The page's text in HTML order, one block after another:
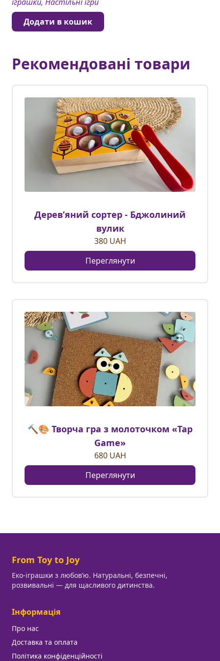
Додати в кошик
Рекомендовані товари
Деревʼяний сортер - Бджолиний
вулик
380UAH
Переглянути
🔨🎨 Творча гра з молоточком «Tap
Game»
680UAH
Переглянути
From Toy to Joy
Еко-іграшки з любовʼю. Натуральні, безпечні,
розвивальні — для щасливого дитинства.
Інформація
Про нас
Доставка та оплата
Політика конфіденційності